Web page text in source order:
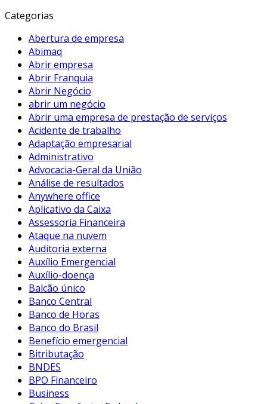
Categorias
Abertura de empresa
Abimaq
Abrir empresa
Abrir Franquia
Abrir Negócio
abrir um negócio
Abrir uma empresa de prestação de serviços
Acidente de trabalho
Adaptação empresarial
Administrativo
Advocacia-Geral da União
Análise de resultados
Anywhere office
Aplicativo da Caixa
Assessoria Financeira
Ataque na nuvem
Auditoria externa
Auxílio Emergencial
Auxílio-doença
Balcão único
Banco Central
Banco de Horas
Banco do Brasil
Benefício emergencial
Bitributação
BNDES
BPO Financeiro
Business